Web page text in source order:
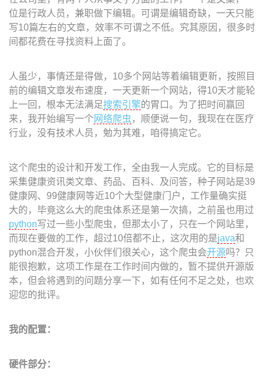
位是行政人员，兼职做下编辑。可谓是编辑奇缺，一天只能
写10篇左右的文章，效率不可谓之不低。究其原因，很多时
间都花费在寻找资料上面了。
人虽少，事情还是得做，10多个网站等着编辑更新，按照目
前的编辑文章发布速度，一天更新一个网站，得10天才能轮
上一回，根本无法满足搜索引擎的胃口。为了把时间赢回
来，我开始编写一个网络爬虫 ，顺便说一句，我现在在医疗
行业，没有技术人员，勉为其难，咱得搞定它。
这个爬虫的设计和开发工作，全由我一人完成。它的目标是
采集健康资讯类文章、药品、百科、及问答，种子网站是39
健康网、99健康网等近10个大型健康门户，工作量确实挺
大的，毕竟这么大的爬虫体系还是第一次搞，之前虽也用过
python写过一些小型爬虫，但那太小了，只在一个网站里，
而现在要做的工作，超过10倍都不止，这次用的是java和
python混合开发，小伙伴们很关心，这个爬虫会开源吗？只
能很抱歉，这项工作是在工作时间内做的，暂不提供开源版
本，但会将遇到的问题分享一下，如有任何不足之处，也欢
迎您的批评。
我的配置：
硬件部分：